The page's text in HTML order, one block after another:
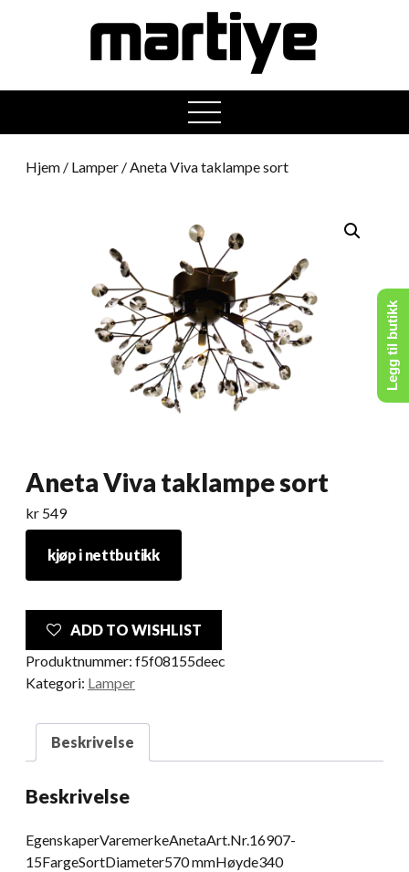
open
menu
Hjem / Lamper / Aneta Viva taklampe sort
Aneta Viva taklampe sort
kr 549
kjøp i nettbutikk
ADD TO WISHLIST
Produktnummer: f5f08155deec
Kategori: Lamper
Beskrivelse
Beskrivelse
EgenskaperVaremerkeAnetaArt.Nr.16907-
15FargeSortDiameter570 mmHøyde340
Legg til butikk